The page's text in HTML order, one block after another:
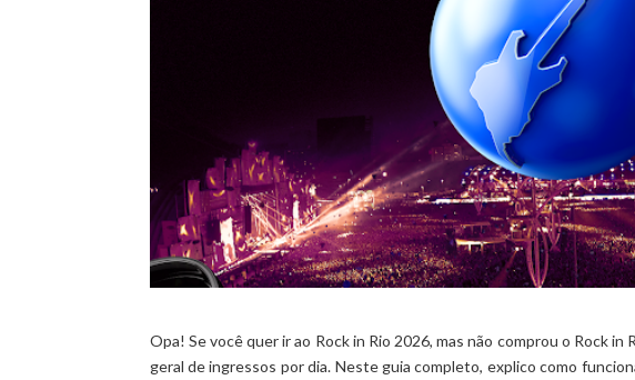
Opa! Se você quer ir ao Rock in Rio 2026, mas não comprou o Rock in
geral de ingressos por dia. Neste guia completo, explico como